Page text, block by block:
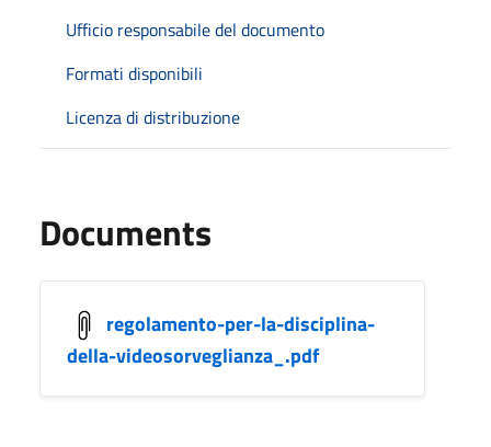
Ufficio responsabile del documento
Formati disponibili
Licenza di distribuzione
Documents
regolamento-per-la-disciplina-
della-videosorveglianza_.pdf